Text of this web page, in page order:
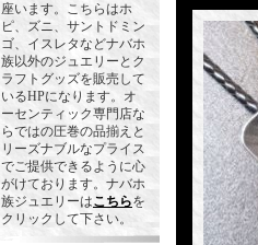
座います。こちらはホ
ピ、ズニ、サントドミン
ゴ、イスレタなどナバホ
族以外のジュエリーとク
ラフトグッズを販売して
いるHPになります。オ
ーセンティック専門店な
らではの圧巻の品揃えと
リーズナブルなプライス
でご提供できるように心
がけております。ナバホ
族ジュエリーはこちらを
クリックして下さい。